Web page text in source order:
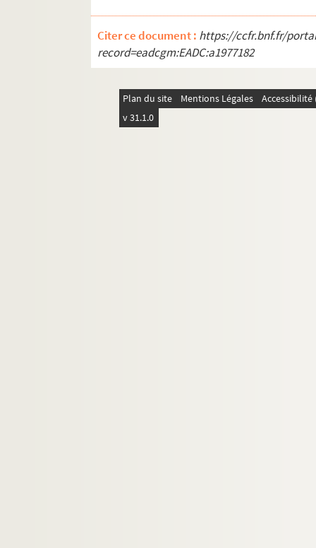
Citer ce document : https://ccfr.bnf.fr/
record=eadcgm:EADC:a1977182
Plan du site Mentions Légales
v 31.1.0